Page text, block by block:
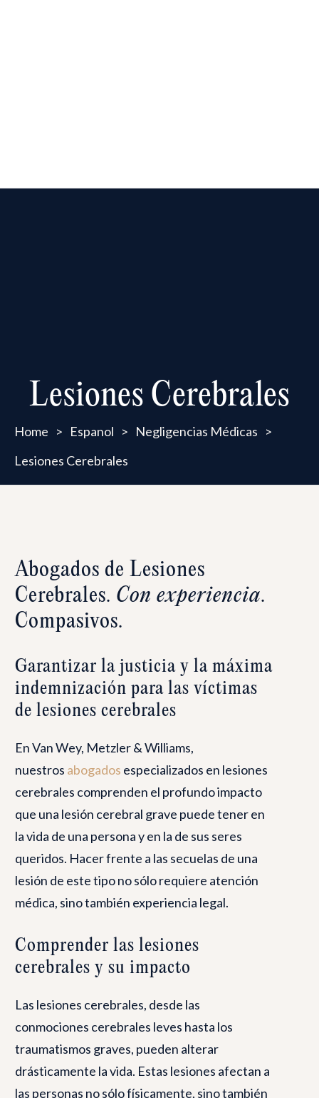
Lesiones Cerebrales
Home > Espanol > Negligencias Médicas >
Lesiones Cerebrales
Abogados de Lesiones
Cerebrales. Con experiencia.
Compasivos.
Garantizar la justicia y la máxima
indemnización para las víctimas
de lesiones cerebrales
En Van Wey, Metzler & Williams,
nuestros abogados especializados en lesiones
cerebrales comprenden el profundo impacto
que una lesión cerebral grave puede tener en
la vida de una persona y en la de sus seres
queridos. Hacer frente a las secuelas de una
lesión de este tipo no sólo requiere atención
médica, sino también experiencia legal.
Comprender las lesiones
cerebrales y su impacto
Las lesiones cerebrales, desde las
conmociones cerebrales leves hasta los
traumatismos graves, pueden alterar
drásticamente la vida. Estas lesiones afectan a
las personas no sólo físicamente, sino también